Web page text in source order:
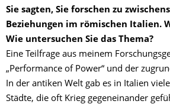
Sie sagten, Sie forschen zu
Beziehungen im römischen Italien.
Wie untersuchen Sie das Thema?
Eine Teilfrage aus meinem
„Performance of Power“ und der
In der antiken Welt gab es in Italien
Städte, die oft Krieg gegeneinander